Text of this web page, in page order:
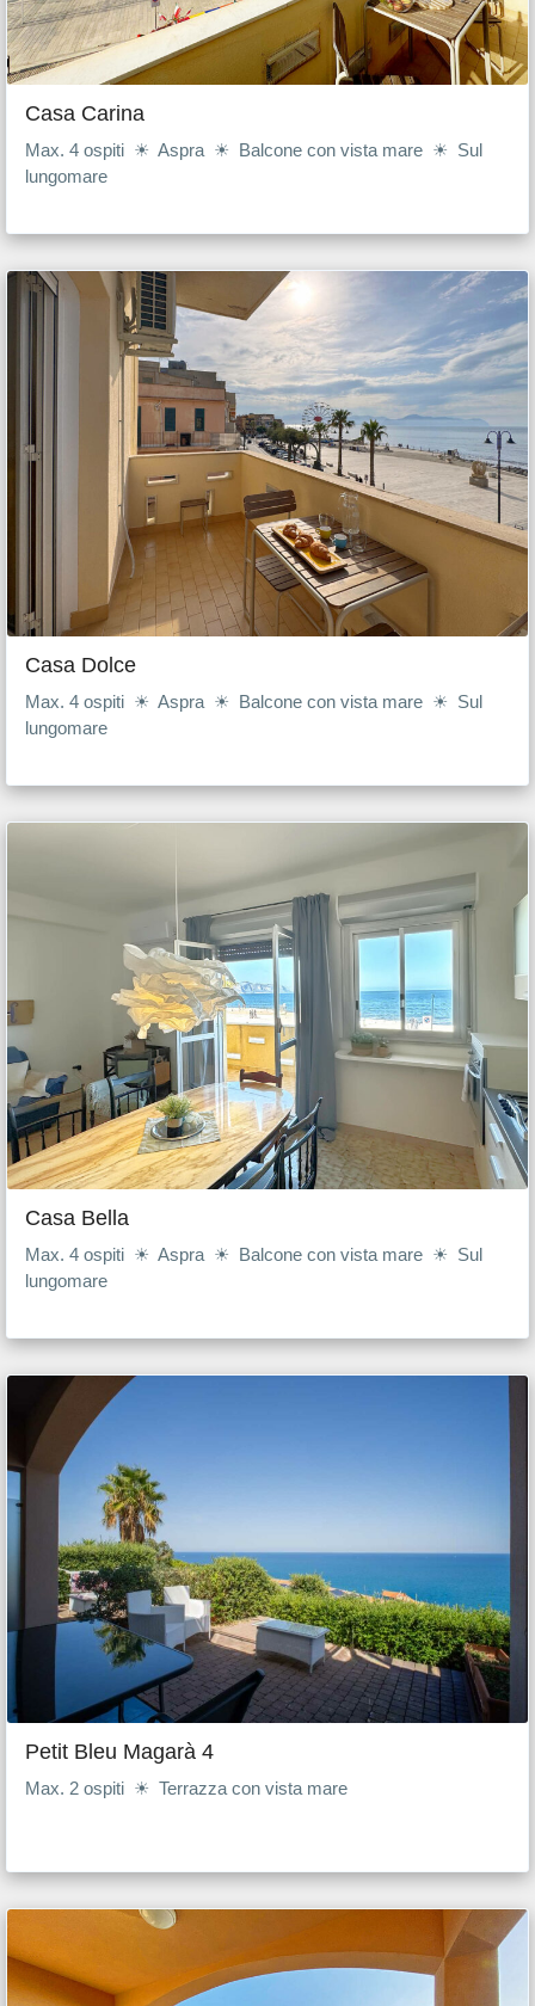
Casa Carina
Max. 4 ospiti ☀ Aspra ☀ Balcone con vista mare ☀ Sul
lungomare
Casa Dolce
Max. 4 ospiti ☀ Aspra ☀ Balcone con vista mare ☀ Sul
lungomare
Casa Bella
Max. 4 ospiti ☀ Aspra ☀ Balcone con vista mare ☀ Sul
lungomare
Petit Bleu Magarà 4
Max. 2 ospiti ☀ Terrazza con vista mare